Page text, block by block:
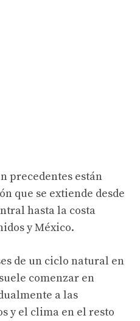
precedentes están
que se extiende desde
hasta la costa
y México.
de un ciclo natural en
comenzar en
a las
y el clima en el resto